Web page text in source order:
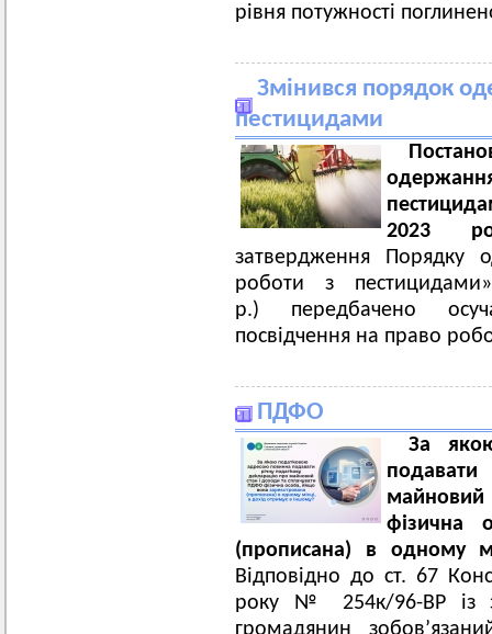
рівня потужності
Змінився порядок
пестицидами
2023
затвердження Порядку
роботи з
р.) передбачено
посвідчення на право
ПДФО
За
подавати
майновий
фізична
(прописана) в одному
Відповідно до ст. 67
року № 254к/96-ВР із
громадянин